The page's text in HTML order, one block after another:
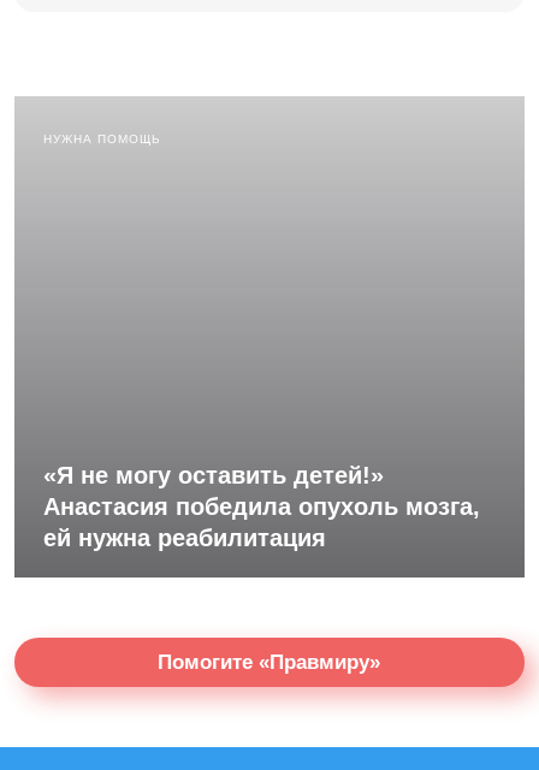
НУЖНА ПОМОЩЬ
«Я не могу оставить детей!»
Анастасия победила опухоль мозга,
ей нужна реабилитация
Помогите «Правмиру»